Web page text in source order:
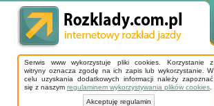
Serwis www wykorzystuje pliki cookies. Korzystanie z
witryny oznacza zgodę na ich zapis lub wykorzystanie. W
celu uzyskania dodatkowych informacji należy zapoznać
się z naszym regulaminem wykorzystywania plików cookies
Akceptuję regulamin